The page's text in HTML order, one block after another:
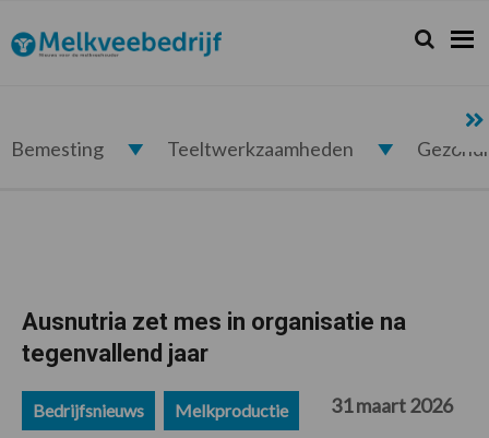
de
hoofdnavigatie
de
hoofd
de
eerste
de
voettekst
Melkveebedrijf.nl Zoeken...
Zoek
Bemesting Teeltwerkzaamheden
Ausnutria zet mes in organisatie na
tegenvallend jaar
Bedrijfsnieuws Melkproductie 31 maart 2026